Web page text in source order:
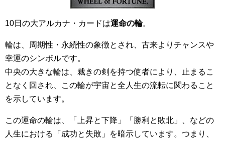
10日の大アルカナ・カードは運命の輪。
輪は、周期性・永続性の象徴とされ、古来よりチャンスや
幸運のシンボルです。
中央の大きな輪は、裁きの剣を持つ使者により、止まるこ
となく回され、この輪が宇宙と全人生の流転に関わること
を示しています。
この運命の輪は、「上昇と下降」「勝利と敗北」、などの
人生における「成功と失敗」を暗示しています。つまり、